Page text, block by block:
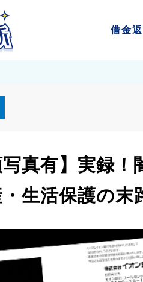
借金
写真有】実録
生活保護の末